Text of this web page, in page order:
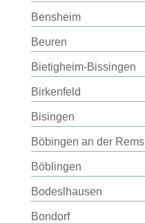
Bensheim
Beuren
Bietigheim-Bissingen
Birkenfeld
Bisingen
Böbingen an der Rems
Böblingen
Bodeslhausen
Bondorf